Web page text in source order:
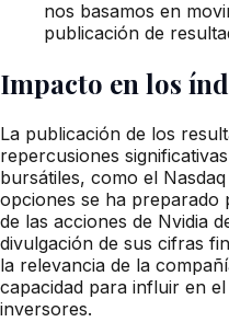
nos basamos en
publicación de
Impacto en los
La publicación de los
repercusiones
bursátiles, como el
opciones se ha preparado
de las acciones de Nvidia
divulgación de sus cifras
la relevancia de la
capacidad para influir en
inversores.